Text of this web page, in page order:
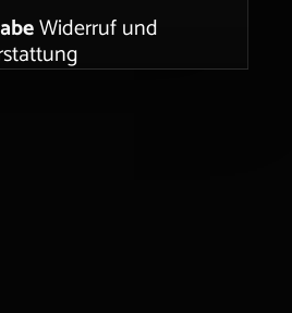
Widerruf und